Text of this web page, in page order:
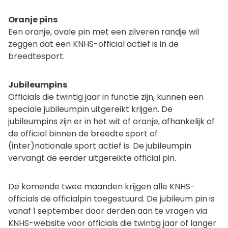
Oranje pins
Een oranje, ovale pin met een zilveren randje wil
zeggen dat een KNHS-official actief is in de
breedtesport.
Jubileumpins
Officials die twintig jaar in functie zijn, kunnen een
speciale jubileumpin uitgereikt krijgen. De
jubileumpins zijn er in het wit of oranje, afhankelijk of
de official binnen de breedte sport of
(inter)nationale sport actief is. De jubileumpin
vervangt de eerder uitgereikte official pin.
De komende twee maanden krijgen alle KNHS-
officials de officialpin toegestuurd. De jubileum pin is
vanaf 1 september door derden aan te vragen via
KNHS-website voor officials die twintig jaar of langer